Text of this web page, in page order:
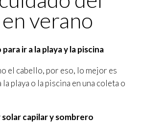
en verano
ir a la playa y la piscina
el cabello, por eso, lo mejor es
playa o la piscina en una coleta o
capilar y sombrero